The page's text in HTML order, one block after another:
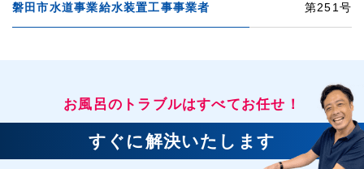
磐田市水道事業給水装置工事事業者 第251号
お風呂のトラブルはすべてお任せ！
すぐに解決いたします